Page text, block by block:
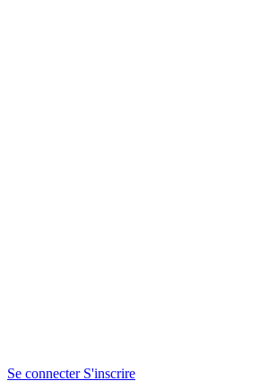
Se connecter S'inscrire